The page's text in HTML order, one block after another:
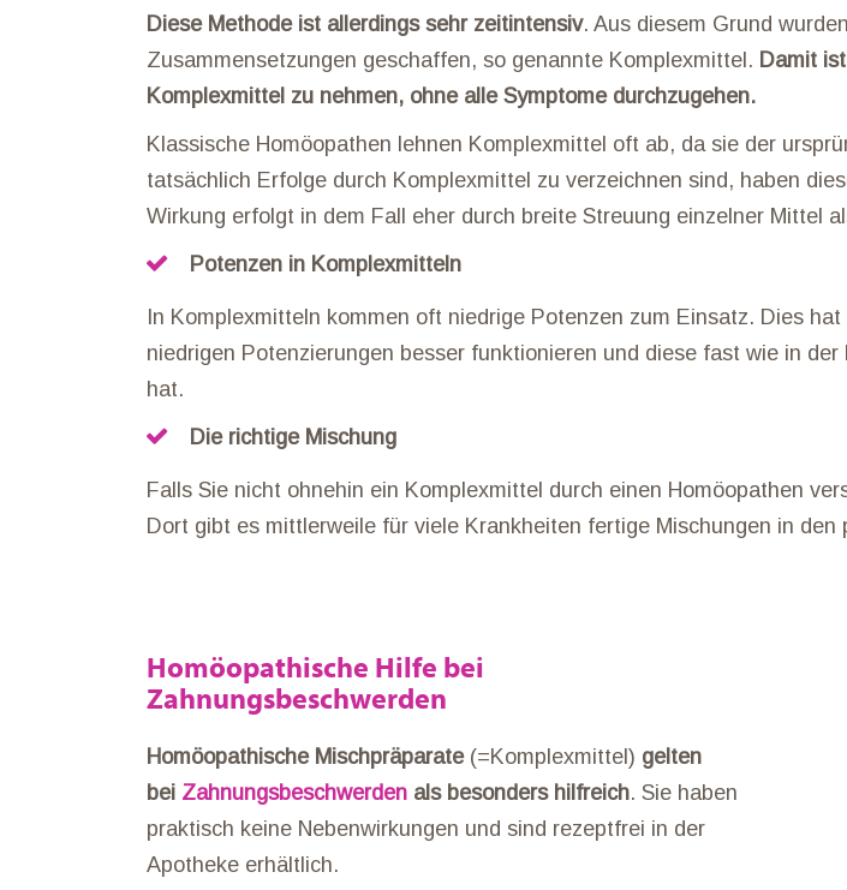
Diese Methode ist allerdings sehr zeitintensiv. Aus diesem Grund
Zusammensetzungen geschaffen, so genannte Komplexmittel. Damit
Komplexmittel zu nehmen, ohne alle Symptome durchzugehen.
Klassische Homöopathen lehnen Komplexmittel oft ab, da sie der
tatsächlich Erfolge durch Komplexmittel zu verzeichnen sind, haben
Wirkung erfolgt in dem Fall eher durch breite Streuung einzelner Mittel
Potenzen in Komplexmitteln
In Komplexmitteln kommen oft niedrige Potenzen zum Einsatz. Dies
niedrigen Potenzierungen besser funktionieren und diese fast wie in
hat.
Die richtige Mischung
Falls Sie nicht ohnehin ein Komplexmittel durch einen Homöopathen
Dort gibt es mittlerweile für viele Krankheiten fertige Mischungen in den
Homöopathische Hilfe bei
Zahnungsbeschwerden
Homöopathische Mischpräparate(=Komplexmittel) gelten
bei Zahnungsbeschwerden als besonders hilfreich. Sie haben
praktisch keine Nebenwirkungen und sind rezeptfrei in der
Apotheke erhältlich.